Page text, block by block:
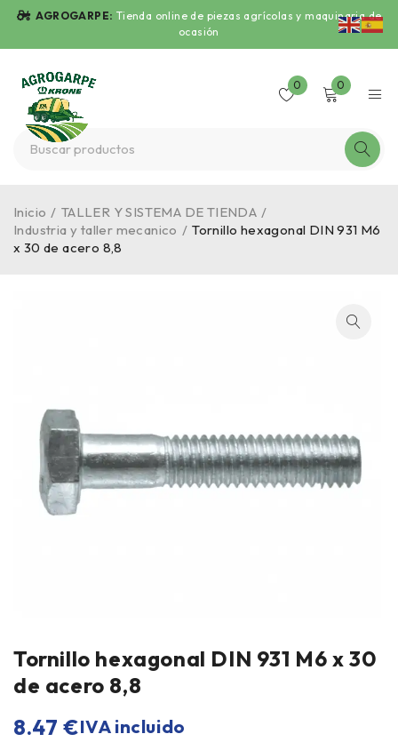
AGROGARPE: Tienda online de piezas agrícolas y maquinaria de
ocasión
0 0
Inicio / TALLER Y SISTEMA DE TIENDA /
Industria y taller mecanico / Tornillo hexagonal DIN 931 M6
x 30 de acero 8,8
Tornillo hexagonal DIN 931 M6 x 30
de acero 8,8
8.47 €IVA incluido